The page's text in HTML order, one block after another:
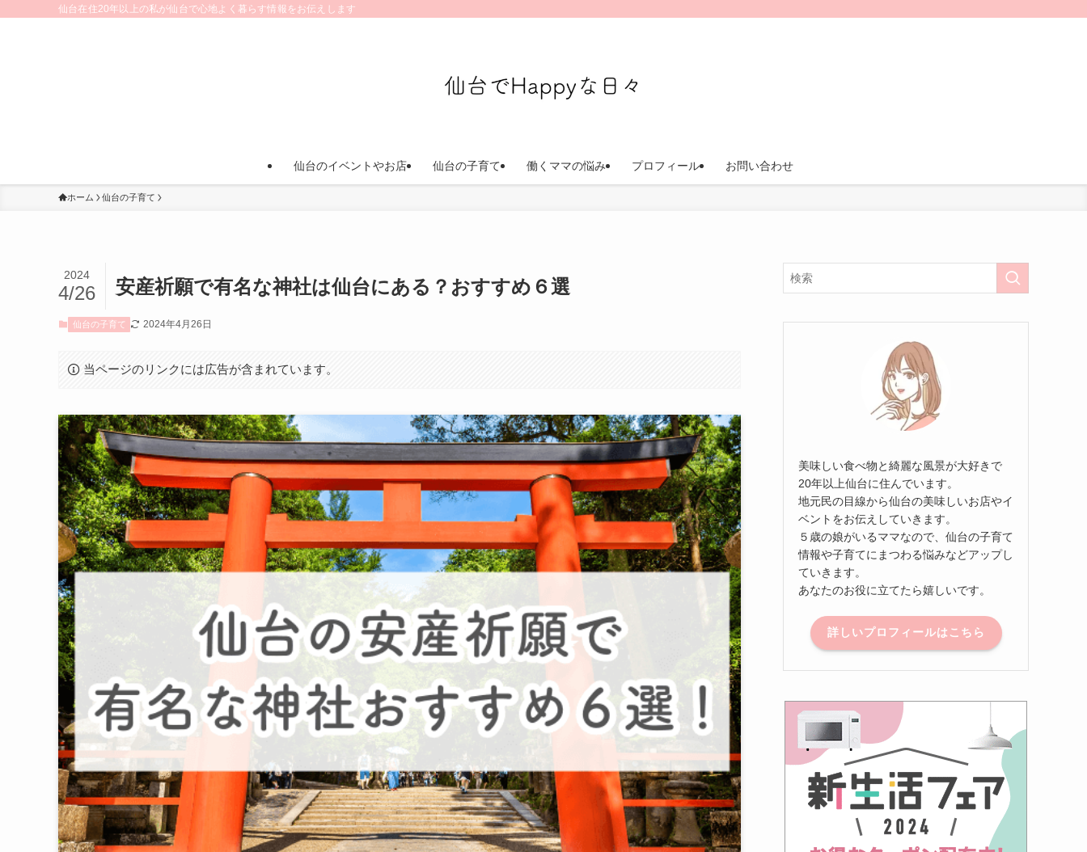
仙台在住20年以上の私が仙台で心地よく暮らす情報をお伝えします
仙台のイベントやお店 仙台の子育て 働くママの悩み プロフィール お問い合わせ
ホーム 仙台の子育て
安産祈願で有名な神社は仙台にある？おすすめ６選
2024
4/26
仙台の子育て 2024年4月26日
当ページのリンクには広告が含まれています。
美味しい食べ物と綺麗な風景が大好きで
20年以上仙台に住んでいます。
地元民の目線から仙台の美味しいお店やイ
ベントをお伝えしていきます。
５歳の娘がいるママなので、仙台の子育て
情報や子育てにまつわる悩みなどアップし
ていきます。
あなたのお役に立てたら嬉しいです。
詳しいプロフィールはこちら